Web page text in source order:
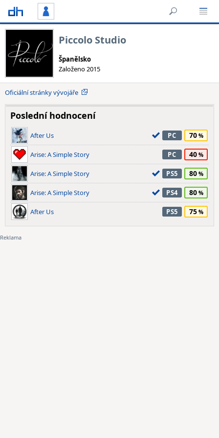
Piccolo Studio
Španělsko
Založeno 2015
Oficiální stránky vývojáře
Poslední hodnocení
After Us PC 70
Arise: A Simple Story PC 40
Arise: A Simple Story PS5 80
Arise: A Simple Story PS4 80
After Us PS5 75